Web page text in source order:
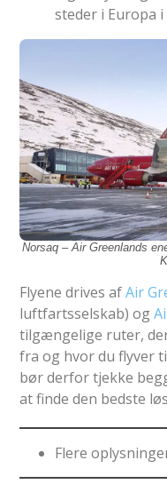
steder i Europa
Norsaq – Air Greenlands
Flyene drives afAir
luftfartsselskab) og
tilgængelige ruter,
fra og hvor du flyver
bør derfor tjekke
at finde den bedste
Flere